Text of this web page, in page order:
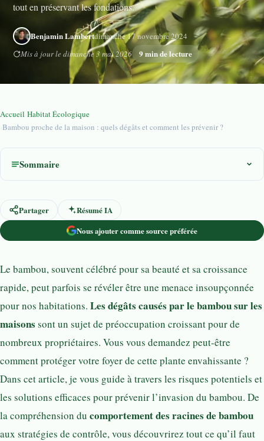
tout en préservant les fondations.
Benjamin Lambertdimanche 17 novembre 2024
Mis à jour le dimanche 3 mai 2026
9 min de lecture
Accueil Habitat Écologique
Bambou proche de la maison : quels dégâts et comment les prévenir ?
Sommaire
Partager
Résumé IA
Nous ajouter comme source préférée
Le bambou, souvent célébré pour sa beauté et sa croissance
rapide, peut parfois se révéler être une menace insoupçonnée
pour nos habitations. Les dégâts causés par le bambou sur les
maisons sont un sujet de préoccupation croissant pour de
nombreux propriétaires. Vous vous demandez peut-être
comment protéger votre foyer de cette plante envahissante ?
Dans cet article, je vous guide à travers les risques potentiels et
les solutions efficaces pour prévenir l’invasion du bambou. De
la compréhension du comportement des racines de bambou
aux stratégies de contrôle, vous découvrirez tout ce qu’il faut